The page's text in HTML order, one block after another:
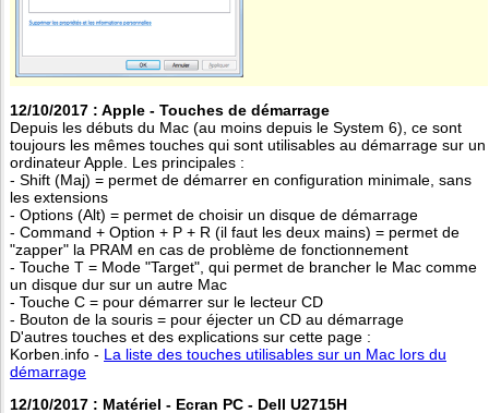
12/10/2017 : Apple - Touches de démarrage
Depuis les débuts du Mac (au moins depuis le System 6), ce sont
toujours les mêmes touches qui sont utilisables au démarrage sur un
ordinateur Apple. Les principales :
- Shift (Maj) = permet de démarrer en configuration minimale, sans
les extensions
- Options (Alt) = permet de choisir un disque de démarrage
- Command + Option + P + R (il faut les deux mains) = permet de
"zapper" la PRAM en cas de problème de fonctionnement
- Touche T = Mode "Target", qui permet de brancher le Mac comme
un disque dur sur un autre Mac
- Touche C = pour démarrer sur le lecteur CD
- Bouton de la souris = pour éjecter un CD au démarrage
D'autres touches et des explications sur cette page :
Korben.info - La liste des touches utilisables sur un Mac lors du
démarrage
12/10/2017 : Matériel - Ecran PC - Dell U2715H